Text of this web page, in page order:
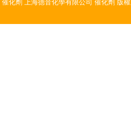
催化劑 上海德音化學有限公司 催化劑 版